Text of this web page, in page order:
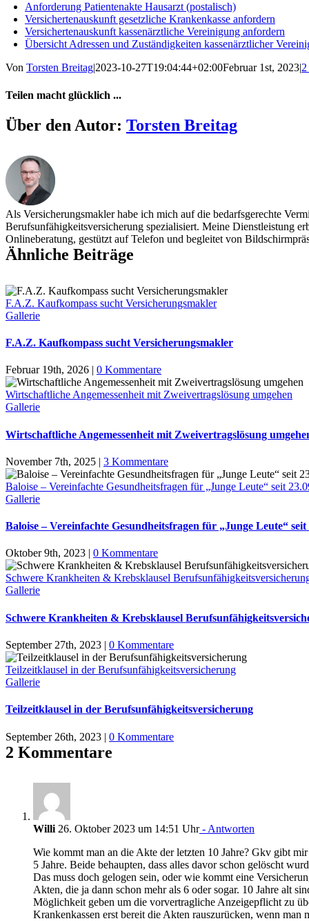
Anforderung Patientenakte Hausarzt (postalisch)
Versichertenauskunft gesetzliche Krankenkasse anfordern
Versichertenauskunft kassenärztliche Vereinigung anfordern
Übersicht Adressen und Zuständigkeiten kassenärztlicher
Von Torsten Breitag|2023-10-27T19:04:44+02:00Februar 1st, 2023|
Teilen macht glücklich ...
Facebook
X
Über den Autor: Torsten Breitag
Als Versicherungsmakler habe ich mich auf die bedarfsgerechte
Berufsunfähigkeitsversicherung spezialisiert. Meine Dienstleistung
Onlineberatung, gestützt auf Telefon und begleitet von
Ähnliche Beiträge
F.A.Z. Kaufkompass sucht Versicherungsmakler
Gallerie
F.A.Z. Kaufkompass sucht Versicherungsmakler
Februar 19th, 2026 | 0 Kommentare
Wirtschaftliche Angemessenheit mit Zweivertragslösung umgehen
Gallerie
Wirtschaftliche Angemessenheit mit Zweivertragslösung
November 7th, 2025 | 3 Kommentare
Baloise – Vereinfachte Gesundheitsfragen für „Junge Leute“ seit
Gallerie
Baloise – Vereinfachte Gesundheitsfragen für „Junge Leute“ seit
Oktober 9th, 2023 0 Kommentare
Schwere Krankheiten & Krebsklausel
Gallerie
Schwere Krankheiten & Krebsklausel
September 27th, 2023 | 0 Kommentare
Teilzeitklausel in der Berufsunfähigkeitsversicherung
Gallerie
Teilzeitklausel in der Berufsunfähigkeitsversicherung
September 26th, 2023 | 0 Kommentare
2 Kommentare
Willi 26. Oktober 2023 um 14:51 Uhr- Antworten
Wie kommt man an die Akte der letzten 10 Jahre? Gkv gibt
5 Jahre. Beide behaupten, dass alles davor schon gelöscht
Das muss doch gelogen sein, oder wie kommt eine
Akten, die ja dann schon mehr als 6 oder sogar. 10 Jahre alt
Möglichkeit geben um die vorvertragliche Anzeigepflicht zu
Krankenkassen erst bereit die Akten rauszurücken, wenn man